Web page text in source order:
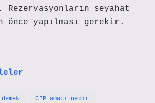
seyahat
yapılması gerekir.
CIP amacı nedir